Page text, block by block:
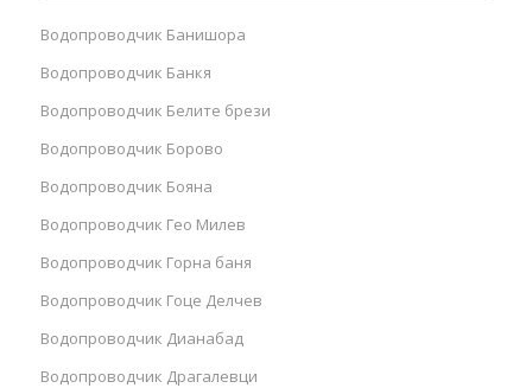
Водопроводчик Банишора
Водопроводчик Банкя
Водопроводчик Белите брези
Водопроводчик Борово
Водопроводчик Бояна
Водопроводчик Гео Милев
Водопроводчик Горна баня
Водопроводчик Гоце Делчев
Водопроводчик Дианабад
Водопроводчик Драгалевци